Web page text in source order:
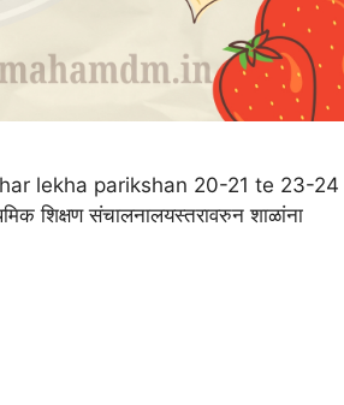
lekha parikshan 20-21 te 23-24
शिक्षण संचालनालयस्तरावरुन शाळांना